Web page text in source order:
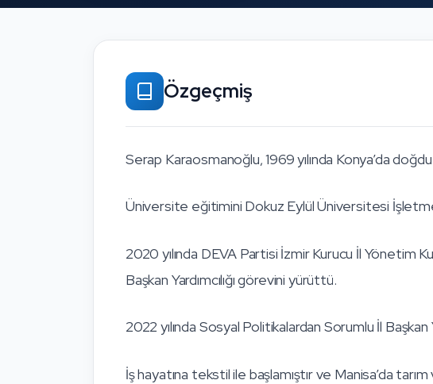
Özgeçmiş
Serap Karaosmanoğlu, 1969 yılında Konya’da
Üniversite eğitimini Dokuz Eylül Üniversitesi
2020 yılında DEVA Partisi İzmir Kurucu İl Yönetim
Başkan Yardımcılığı görevini yürüttü.
2022 yılında Sosyal Politikalardan Sorumlu İl Başkan
İş hayatına tekstil ile başlamıştır ve Manisa’da